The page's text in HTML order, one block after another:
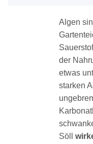
Algen
der
etwas
starken
Söll